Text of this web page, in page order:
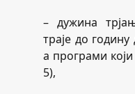
– дужина
траје до
а програми
5),